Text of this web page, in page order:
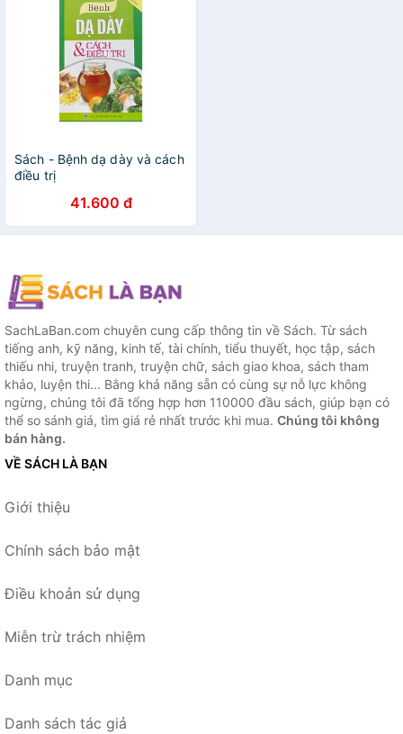
Sách - Bệnh dạ dày và cách
điều trị
41.600 đ
SachLaBan.com chuyên cung cấp thông tin về Sách. Từ sách
tiếng anh, kỹ năng, kinh tế, tài chính, tiểu thuyết, học tập, sách
thiếu nhi, truyện tranh, truyện chữ, sách giao khoa, sách tham
khảo, luyện thi... Bằng khả năng sẵn có cùng sự nỗ lực không
ngừng, chúng tôi đã tổng hợp hơn 110000 đầu sách, giúp bạn có
thể so sánh giá, tìm giá rẻ nhất trước khi mua. Chúng tôi không
bán hàng.
VỀ SÁCH LÀ BẠN
Giới thiệu
Chính sách bảo mật
Điều khoản sử dụng
Miễn trừ trách nhiệm
Danh mục
Danh sách tác giả